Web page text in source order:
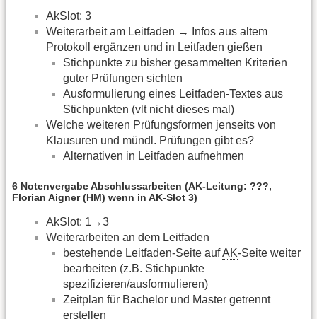
AkSlot: 3
Weiterarbeit am Leitfaden → Infos aus altem
Protokoll ergänzen und in Leitfaden gießen
Stichpunkte zu bisher gesammelten Kriterien
guter Prüfungen sichten
Ausformulierung eines Leitfaden-Textes aus
Stichpunkten (vlt nicht dieses mal)
Welche weiteren Prüfungsformen jenseits von
Klausuren und mündl. Prüfungen gibt es?
Alternativen in Leitfaden aufnehmen
6 Notenvergabe Abschlussarbeiten (AK-Leitung: ???,
Florian Aigner (HM) wenn in AK-Slot 3)
AkSlot: 1→3
Weiterarbeiten an dem Leitfaden
bestehende Leitfaden-Seite aufAK-Seite weiter
bearbeiten (z.B. Stichpunkte
spezifizieren/ausformulieren)
Zeitplan für Bachelor und Master getrennt
erstellen